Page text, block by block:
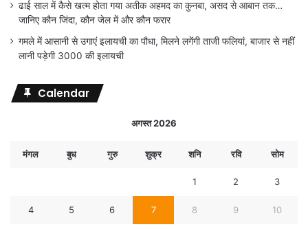
ढाई साल में कैसे खत्म होता गया अतीक अहमद का कुनबा, असद से आबान तक…
जानिए कौन जिंदा, कौन जेल में और कौन फरार
गमले में आसानी से उगाएं इलायची का पौधा, मिलने लगेंगी ताजी फलियां, बाजार से नहीं
लानी पड़ेगी 3000 की इलायची
Calendar
अगस्त 2026
मंगल बुध गुरु शुक्र शनि रवि सोम
1 2 3
4 5 6 7 8 9 10